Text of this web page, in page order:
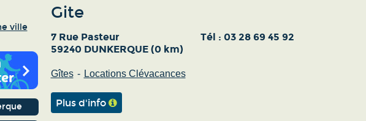
ville
Gite
7 Rue Pasteur
59240 DUNKERQUE (0 km)
Tél : 03 28 69 45 92
Gîtes Locations Clévacances
Plus d'info